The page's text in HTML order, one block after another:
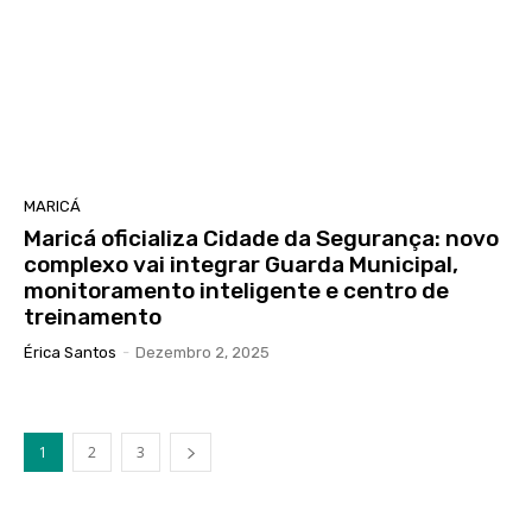
MARICÁ
Maricá oficializa Cidade da Segurança: novo
complexo vai integrar Guarda Municipal,
monitoramento inteligente e centro de
treinamento
Érica Santos - Dezembro 2, 2025
1 2 3